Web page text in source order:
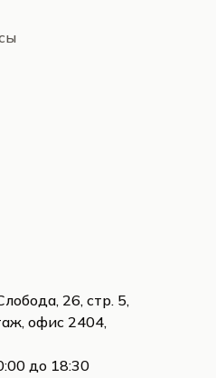
26, стр. 5,
офис 2404,
до 18:30